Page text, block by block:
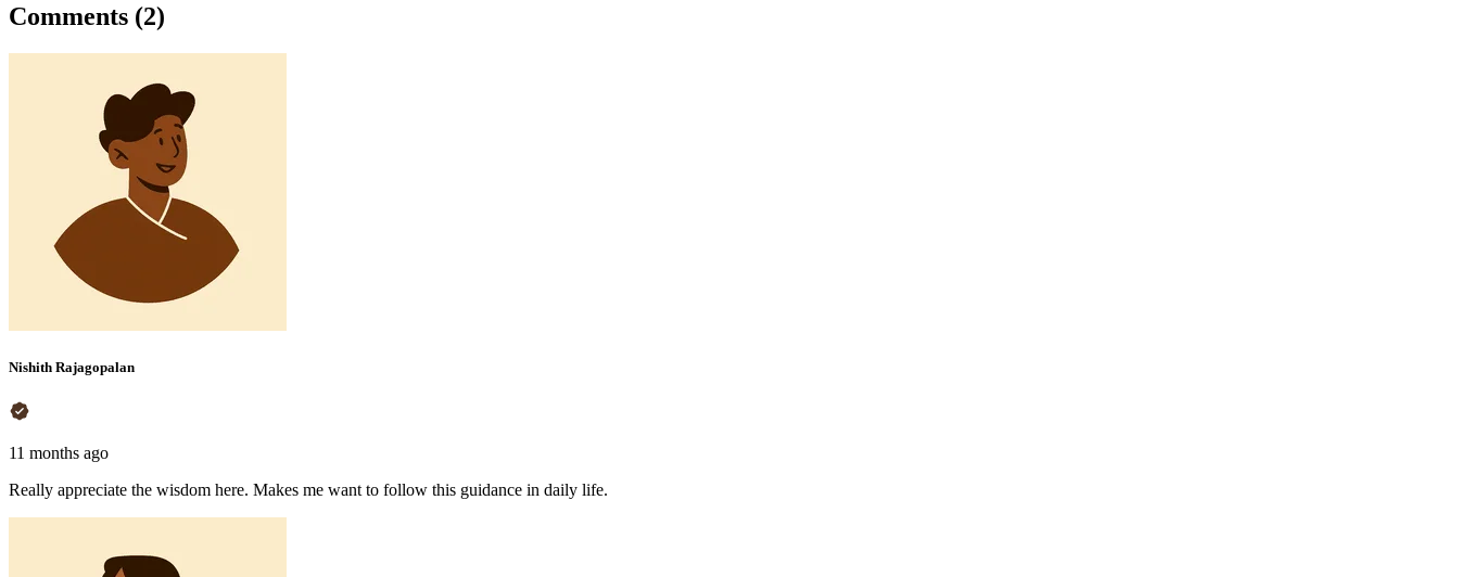
Comments (2)
Nishith Rajagopalan
11 months ago
Really appreciate the wisdom here. Makes me want to follow this guidance in daily life.